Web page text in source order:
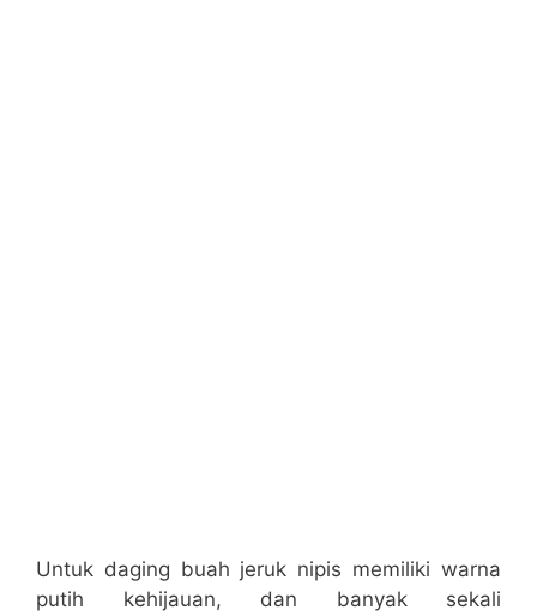
Untuk daging buah jeruk nipis memiliki warna
putih kehijauan, dan banyak sekali